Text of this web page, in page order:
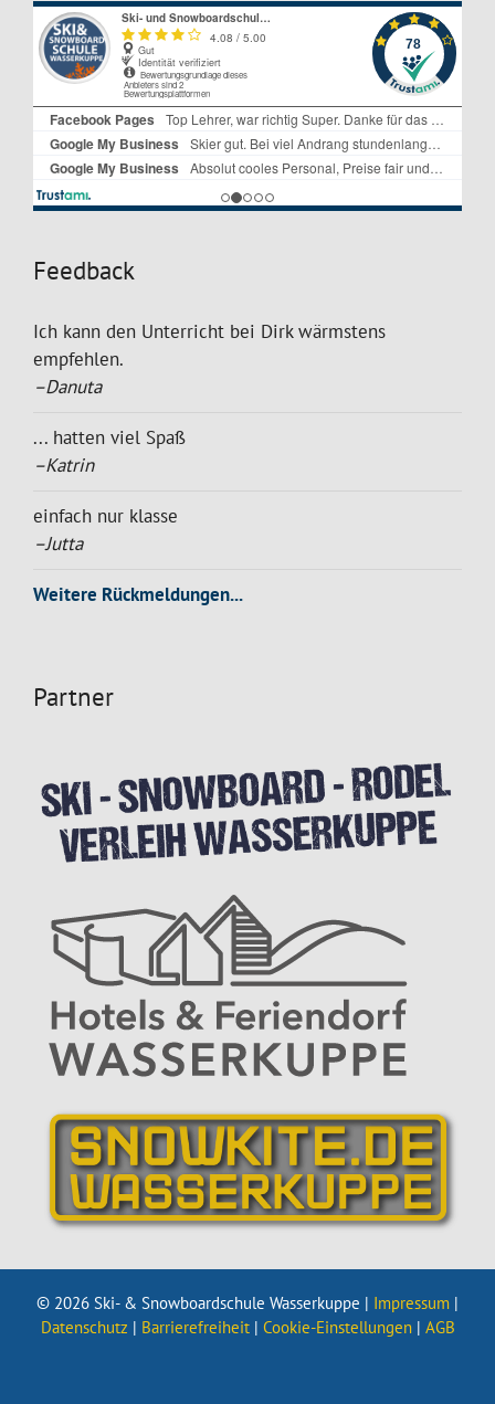
Feedback
Ich kann den Unterricht bei Dirk wärmstens
empfehlen.
–Danuta
... hatten viel Spaß
–Katrin
einfach nur klasse
–Jutta
Weitere Rückmeldungen...
Partner
© 2026 Ski- & Snowboardschule Wasserkuppe | Impressum |
Datenschutz | Barrierefreiheit| Cookie-Einstellungen| AGB